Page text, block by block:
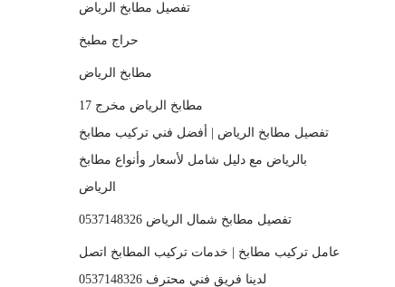
تفصيل مطابخ الرياض
حراج مطبخ
مطابخ الرياض
مطابخ الرياض مخرج 17
تفصيل مطابخ الرياض | أفضل فني تركيب مطابخ
بالرياض مع دليل شامل لأسعار وأنواع مطابخ
الرياض
تفصيل مطابخ شمال الرياض 0537148326
عامل تركيب مطابخ | خدمات تركيب المطابخ اتصل
لدينا فريق فني محترف 0537148326